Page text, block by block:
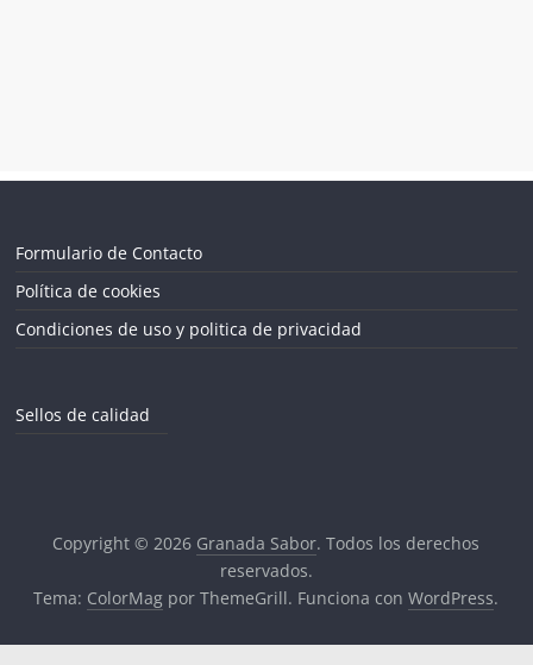
Formulario de Contacto
Política de cookies
Condiciones de uso y politica de privacidad
Sellos de calidad
Copyright © 2026 Granada Sabor. Todos los derechos
reservados.
Tema: ColorMag por ThemeGrill. Funciona conWordPress.